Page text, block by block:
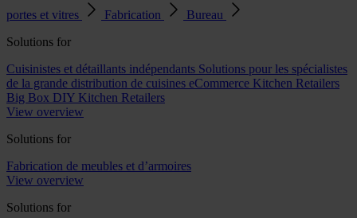
portes et vitres
Fabrication
Bureau
Solutions for
Cuisinistes et détaillants indépendants Solutions pour les spécialistes
de la grande distribution de cuisines eCommerce Kitchen Retailers
Big Box DIY Kitchen Retailers
View overview
Solutions for
Fabrication de meubles et d’armoires
View overview
Solutions for